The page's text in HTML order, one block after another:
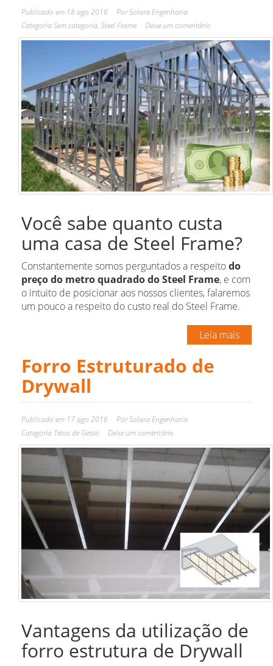
Publicado em 18 ago 2016 PorSolara Engenharia
Categoria Sem categoria, Steel Frame Deixe um comentário
Você sabe quanto custa
uma casa de Steel Frame?
Constantemente somos perguntados a respeitodo
preço do metro quadrado do Steel Frame, e com
o intuito de posicionar aos nossos clientes, falaremos
um pouco a respeito do custo real do Steel Frame.
Leia mais
Forro Estruturado de
Drywall
Publicado em 17 ago 2016 PorSolara Engenharia
Categoria Tetos de Gesso Deixe um comentário
Vantagens da utilização de
forro estrutura de Drywall